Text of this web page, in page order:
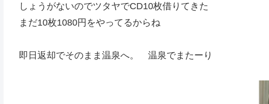
しょうがないのでツタヤでCD10枚借りてきた
まだ10枚1080円をやってるからね
即日返却でそのまま温泉へ。 温泉でまたーり